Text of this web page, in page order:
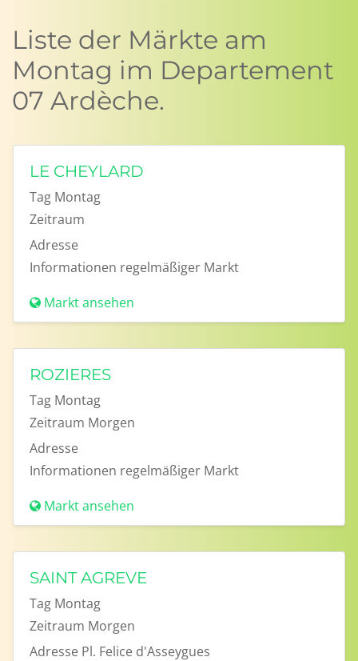
Liste der Märkte am
Montag im Departement
07 Ardèche.
LE CHEYLARD
Tag Montag
Zeitraum
Adresse
Informationen regelmäßiger Markt
Markt ansehen
ROZIERES
Tag Montag
Zeitraum Morgen
Adresse
Informationen regelmäßiger Markt
Markt ansehen
SAINT AGREVE
Tag Montag
Zeitraum Morgen
Adresse Pl. Felice d'Asseygues